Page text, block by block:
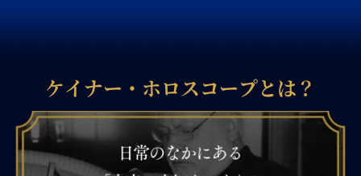
ケイナー・ホロスコープとは？